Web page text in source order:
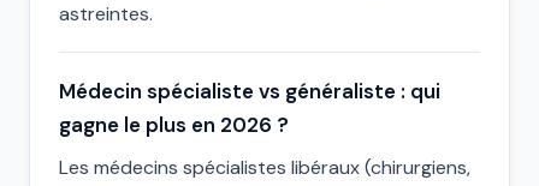
astreintes.
Médecin spécialiste vs généraliste : qui
gagne le plus en 2026 ?
Les médecins spécialistes libéraux (chirurgiens,